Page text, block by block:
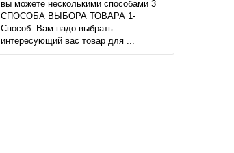
вы можете несколькими способами 3
СПОСОБА ВЫБОРА ТОВАРА 1-
Способ: Вам надо выбрать
интересующий вас товар для ...